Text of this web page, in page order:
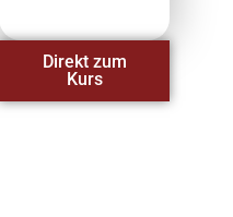
Direkt zum
Kurs